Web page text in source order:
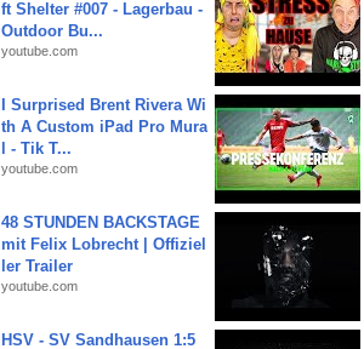
ft Shelter #007 - Lagerbau -
Outdoor Bu...
youtube.com
I Surprised Brent Rivera Wi
th A Custom iPad Pro Mura
l - Tik T...
youtube.com
48 STUNDEN BACKSTAGE
mit Felix Lobrecht | Offiziel
ler Trailer
youtube.com
HSV - SV Sandhausen 1:5